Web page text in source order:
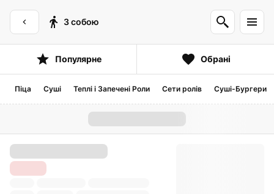
З собою
Популярне Обрані
Піца Суші Теплі і Запечені Роли Сети ролів Суші-Бургери